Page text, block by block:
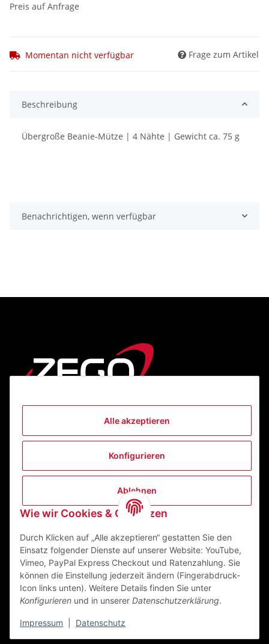
Alle akzeptieren
Konfigurieren
Ablehnen
Wie wir Cookies & Co nutzen
Durch Klicken auf „Alle akzeptieren“ gestatten Sie den
Einsatz folgender Dienste auf unserer Website: YouTube,
Vimeo, PayPal Express Checkout und Ratenzahlung. Sie
können die Einstellung jederzeit ändern (Fingerabdruck-
Icon links unten). Weitere Details finden Sie unter
Konfigurieren und in unserer Datenschutzerklärung.
Impressum Datenschutz
Preis auf Anfrage
Momentan nicht verfügbar Frage zum Artikel
Beschreibung
Übergroße Beanie-Mütze | 4 Nähte | Gewicht ca. 75 g
Benachrichtigen, wenn verfügbar
Informationen
ZEGO Textilveredelungszentrum GmbH
63741 Aschaffenburg Deutschland
Mail:info@zego-tvz.de
Tel.:06021 59092-0